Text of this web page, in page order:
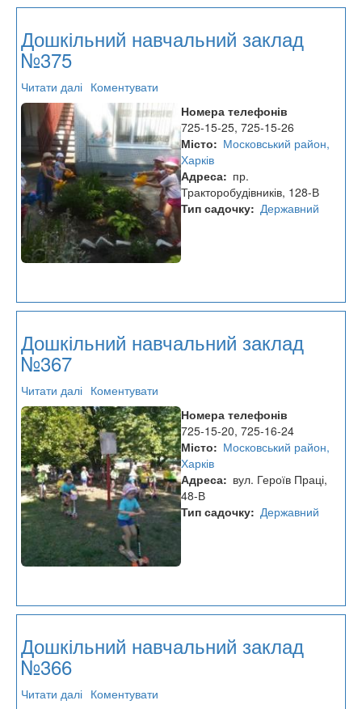
Дошкільний навчальний заклад
№375
Читати далі про
Дошкільний
навчальний
заклад
№375
Коментувати
Номера телефонів
725-15-25, 725-15-26
Місто
Московський район,
Харків
Адреса
пр.
Тракторобудівників, 128-В
Тип садочку Державний
Дошкільний навчальний заклад
№367
Читати далі про
Дошкільний
навчальний
заклад
№367
Коментувати
Номера телефонів
725-15-20, 725-16-24
Місто
Московський район,
Харків
Адреса
вул. Героїв Праці,
48-В
Тип садочку Державний
Дошкільний навчальний заклад
№366
Читати далі про
Коментувати